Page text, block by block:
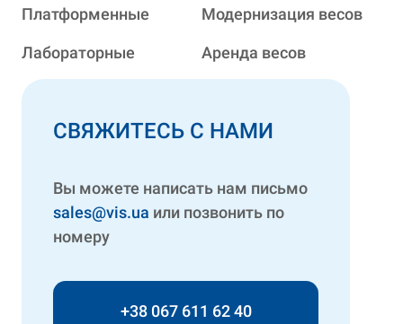
Платформенные
Лабораторные
Модернизация весов
Аренда весов
СВЯЖИТЕСЬ С НАМИ
Вы можете написать нам письмо
sales@vis.ua или позвонить по
номеру
+38 067 611 62 40